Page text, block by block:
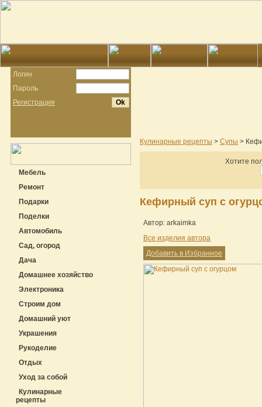
Логин
Пароль
Регистрация
Мебель
Ремонт
Подарки
Поделки
Автомобиль
Сад, огород
Дача
Домашнее хозяйство
Электроника
Строим дом
Домашний уют
Украшения
Рукоделие
Отдых
Уход за собой
Кулинарные
рецепты
Кулинарные рецепты > Супы >
Хотите
Кефирный суп с
Автор: arkaimka
Все изделия автора
Добавить в Избранное